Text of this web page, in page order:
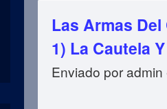
Las Armas
1) La Cautela
Enviado poradmin